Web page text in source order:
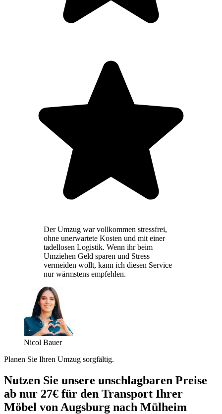
Der Umzug war vollkommen stressfrei,
ohne unerwartete Kosten und mit einer
tadellosen Logistik. Wenn ihr beim
Umziehen Geld sparen und Stress
vermeiden wollt, kann ich diesen Service
nur wärmstens empfehlen.
Nicol Bauer
Planen Sie Ihren Umzug sorgfältig.
Nutzen Sie unsere unschlagbaren Preise
ab nur 27€ für den Transport Ihrer
Möbel von Augsburg nach Mülheim